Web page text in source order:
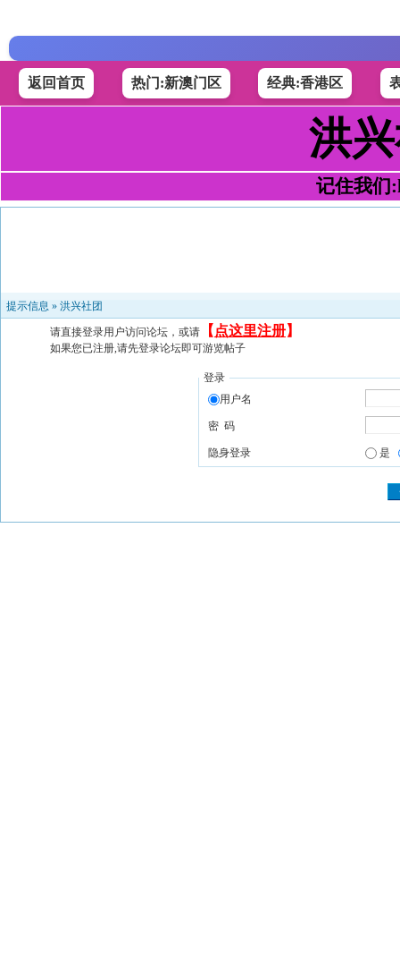
返回首页 热门:新澳门区 经典:香港区
洪
记住我们
提示信息 » 洪兴社团
请直接登录用户访问论坛，或请 【 点这里注册】
如果您已注册,请先登录论坛即可游览帖子
登录
用户名
密 码
隐身登录 是